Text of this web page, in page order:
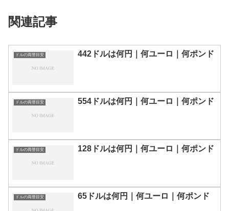
関連記事
ドルの両替目安 442ドルは何円｜何ユーロ｜何ポンド
ドルの両替目安 554ドルは何円｜何ユーロ｜何ポンド
ドルの両替目安 128ドルは何円｜何ユーロ｜何ポンド
ドルの両替目安 65ドルは何円｜何ユーロ｜何ポンド